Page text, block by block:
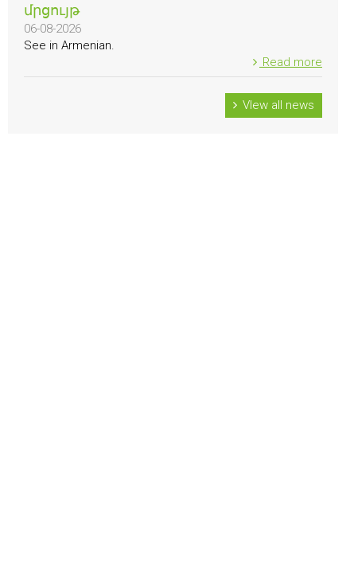
մրցույթ
06-08-2026
See in Armenian.
Read more
VIew all news